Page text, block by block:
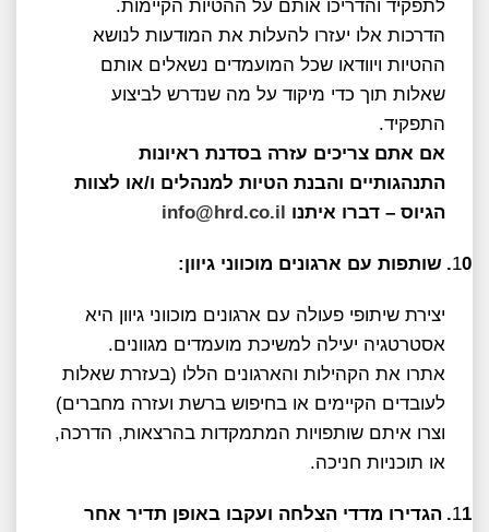
לתפקיד והדריכו אותם על ההטיות הקיימות.
הדרכות אלו יעזרו להעלות את המודעות לנושא
ההטיות ויוודאו שכל המועמדים נשאלים אותם
שאלות תוך כדי מיקוד על מה שנדרש לביצוע
התפקיד.
אם אתם צריכים עזרה בסדנת ראיונות
התנהגותיים והבנת הטיות למנהלים ו/או לצוות
הגיוס – דברו איתנו
info@hrd.co.il
10. שותפות עם ארגונים מוכווני גיוון:
יצירת שיתופי פעולה עם ארגונים מוכווני גיוון היא
אסטרטגיה יעילה למשיכת מועמדים מגוונים.
אתרו את הקהילות והארגונים הללו (בעזרת שאלות
לעובדים הקיימים או בחיפוש ברשת ועזרה מחברים)
וצרו איתם שותפויות המתמקדות בהרצאות, הדרכה,
או תוכניות חניכה.
11.
הגדירו מדדי הצלחה ועקבו באופן תדיר אחר